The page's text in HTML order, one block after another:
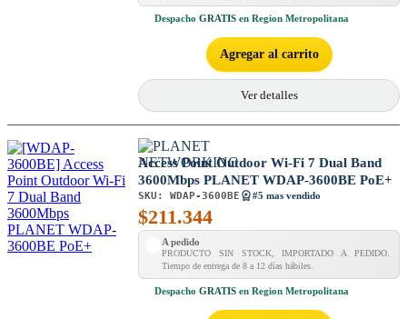
Despacho GRATIS en Region Metropolitana
Agregar al carrito
Ver detalles
Access Point Outdoor Wi-Fi 7 Dual Band
3600Mbps PLANET WDAP-3600BE PoE+
SKU: WDAP-3600BE #5 mas vendido
$211.344
A pedido
PRODUCTO SIN STOCK, IMPORTADO A PEDIDO.
Tiempo de entrega de 8 a 12 días hábiles.
Despacho GRATIS en Region Metropolitana